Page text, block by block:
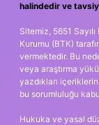
halindedir ve
Sitemiz, 5651
Kurumu (BTK)
vermektedir. Bu
veya araştırma
yazdıkları
bu sorumluluğu
Hukuka ve yasal